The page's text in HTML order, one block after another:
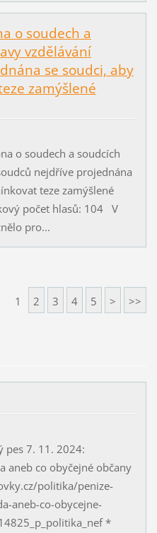
o soudech a
vzdělávání
se soudci, aby
zamýšlené
o soudech a soudcích
nejdříve projednána
teze zamýšlené
počet hlasů: 104 V
pro...
1 2 3 4 5 > >>
pes 7. 11. 2024:
aneb co obyčejné občany
politika/penize-
aneb-co-obycejne-
*